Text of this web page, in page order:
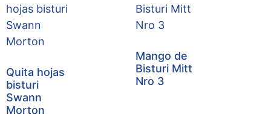
Quita hojas
bisturi
Swann
Morton
Mango de
Bisturi Mitt
Nro 3